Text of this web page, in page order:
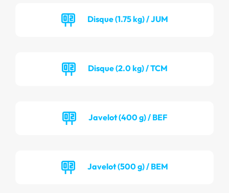
Disque (1.75 kg) / JUM
Disque (2.0 kg) / TCM
Javelot (400 g) / BEF
Javelot (500 g) / BEM